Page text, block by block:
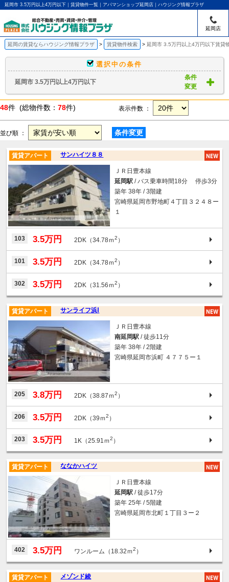
延岡市 3.5万円以上4万円以下｜賃貸物件一覧｜アパマンショップ延岡店｜ハウジング情報プラザ
延岡店
延岡の賃貸ならハウジング情報プラザ 賃貸物件検索 延岡市 3.5万円以上4万円以下賃貸
選択中の条件
延岡市 3.5万円以上4万円以下
条件
変更
48件 (総物件数： 78件) 表示件数 ：
並び順 ： 条件変更
サンハイツ８８
賃貸アパート
ＪＲ日豊本線
延岡駅 / バス乗車時間18分 停歩3分
築年 38年 / 3階建
宮崎県延岡市野地町４丁目３２４８ー
１
103 3.5万円 2DK（34.78ｍ2 ）
101 3.5万円 2DK（34.78ｍ2 ）
302 3.5万円 2DK（31.56ｍ2 ）
サンライフ浜Ⅰ
賃貸アパート
ＪＲ日豊本線
南延岡駅 / 徒歩11分
築年 38年 / 2階建
宮崎県延岡市浜町 ４７７５ー１
205 3.8万円 2DK（38.87ｍ2 ）
206 3.5万円 2DK（39ｍ2 ）
203 3.5万円 1K（25.91ｍ2 ）
ななかハイツ
賃貸アパート
ＪＲ日豊本線
延岡駅 / 徒歩17分
築年 25年 / 5階建
宮崎県延岡市北町１丁目３ー２
402 3.5万円 ワンルーム（18.32ｍ2 ）
メゾンド綾
賃貸アパート